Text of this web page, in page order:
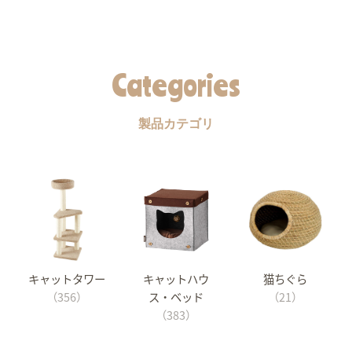
Categories
製品カテゴリ
キャットタワー
（356）
キャットハウ
ス・ベッド
（383）
猫ちぐら
（21）